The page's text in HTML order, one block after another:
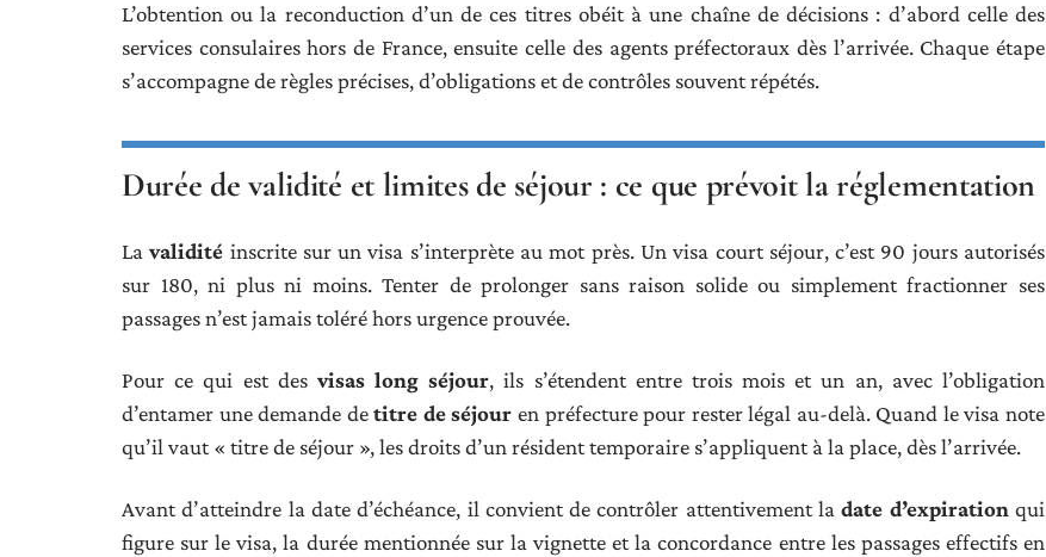
L’obtention ou la reconduction d’un de ces titres obéit à une chaîne de décisions : d’abord celle des
services consulaires hors de France, ensuite celle des agents préfectoraux dès l’arrivée. Chaque étape
s’accompagne de règles précises, d’obligations et de contrôles souvent répétés.
Durée de validité et limites de séjour : ce que prévoit la réglementation
Lavalidité inscrite sur un visa s’interprète au mot près. Un visa court séjour, c’est 90 jours autorisés
sur 180, ni plus ni moins. Tenter de prolonger sans raison solide ou simplement fractionner ses
passages n’est jamais toléré hors urgence prouvée.
Pour ce qui est des visas long séjour, ils s’étendent entre trois mois et un an, avec l’obligation
d’entamer une demande detitre de séjour en préfecture pour rester légal au-delà. Quand le visa note
qu’il vaut « titre de séjour », les droits d’un résident temporaire s’appliquent à la place, dès l’arrivée.
Avant d’atteindre la date d’échéance, il convient de contrôler attentivement ladate d’expiration qui
figure sur le visa, la durée mentionnée sur la vignette et la concordance entre les passages effectifs en